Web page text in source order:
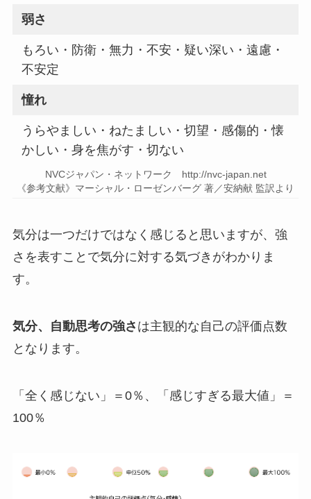
弱さ
もろい・防衛・無力・不安・疑い深い・遠慮・
不安定
憧れ
うらやましい・ねたましい・切望・感傷的・懐
かしい・身を焦がす・切ない
NVCジャパン・ネットワーク http://nvc-japan.net
《参考文献》マーシャル・ローゼンバーグ 著／安納献 監訳より
気分は一つだけではなく感じると思いますが、強
さを表すことで気分に対する気づきがわかりま
す。
気分、自動思考の強さ は主観的な自己の評価点数
となります。
「全く感じない」＝0％、「感じすぎる最大値」＝
100％